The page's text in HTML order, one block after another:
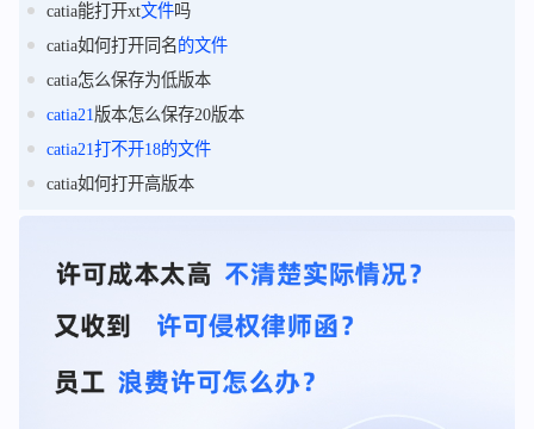
catia能打开xt文件吗
catia如何打开同名的文件
catia怎么保存为低版本
catia21版本怎么保存20版本
catia21打不开18的文件
catia如何打开高版本